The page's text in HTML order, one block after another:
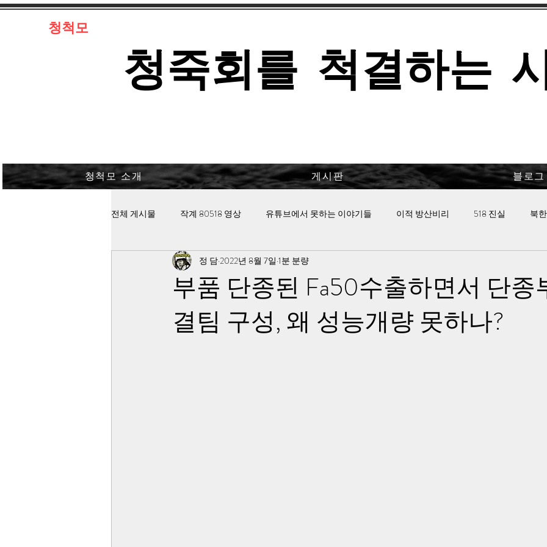
​청척모
청죽회를 척결하는
청척모 소개 게시판 블로그
전체 게시물 작계 80518 영상 유튜브에서 못하는 이야기들 이적 방산비리 518 진실 북
김대중 북한경찰 납치고문 안보 핫이슈
부품 단종된 Fa50수출하면서 단종
결팀 구성, 왜 성능개량 못하나?
정 담2022년 8월 7일 1분 분량